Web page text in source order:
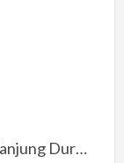
Kos wanita murah Tanjung Duren Jakarta Barat